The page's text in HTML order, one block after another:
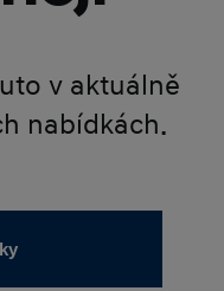
v aktuálně
nabídkách.